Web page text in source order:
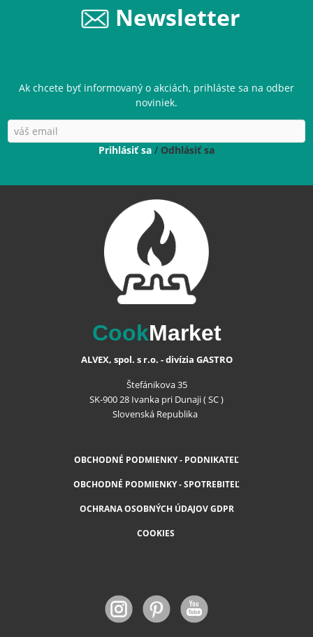
Newsletter
Ak chcete byť informovaný o akciách, prihláste sa na odber
noviniek.
Prihlásiť sa / Odhlásiť sa
CookMarket
ALVEX, spol. s r.o. - divízia GASTRO
Štefánikova 35
SK-900 28 Ivanka pri Dunaji ( SC )
Slovenská Republika
OBCHODNÉ PODMIENKY - PODNIKATEĽ
OBCHODNÉ PODMIENKY - SPOTREBITEĽ
OCHRANA OSOBNÝCH ÚDAJOV GDPR
COOKIES